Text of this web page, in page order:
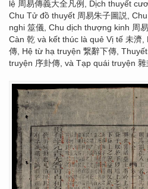
lệ 周易傳義大全凡例, Dịch thuyết
Chu Tử đồ thuyết 周易朱子圖説,
nghi 筮儀, Chu dịch thượng kinh 周
Càn 乾 và kết thúc là quẻ Vị tế 未濟
傳, Hệ từ hạ truyện 繋辭下傳,
truyện 序卦傳, và Tạp quái truyện 雜